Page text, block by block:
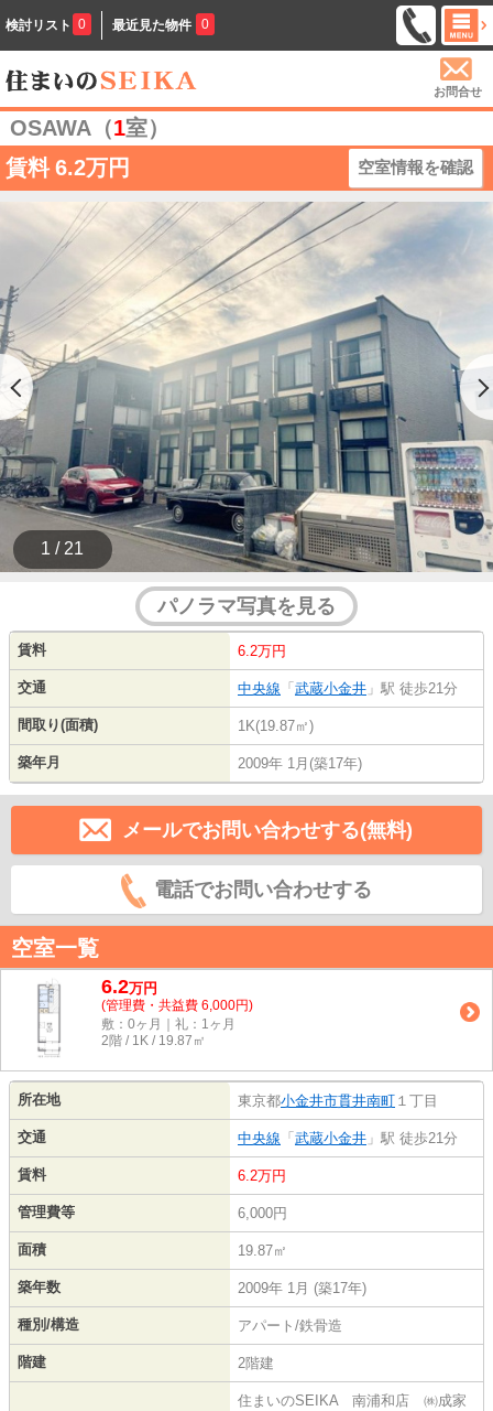
検討リスト 0 最近見た物件 0
お問合せ
OSAWA（1室）
賃料 6.2万円 空室情報を確認
1 / 21
パノラマ写真を見る
賃料 6.2万円
交通 中央線 「 武蔵小金井 」駅 徒歩21分
間取り(面積) 1K(19.87㎡)
築年月 2009年 1月(築17年)
メールでお問い合わせする(無料)
電話でお問い合わせする
空室一覧
6.2万円
(管理費・共益費 6,000円)
敷：0ヶ月｜礼：1ヶ月
2階 / 1K / 19.87㎡
所在地 東京都小金井市貫井南町 １丁目
交通 中央線 「 武蔵小金井 」駅 徒歩21分
賃料 6.2万円
管理費等 6,000円
面積 19.87㎡
築年数 2009年 1月 (築17年)
種別/構造 アパート/鉄骨造
階建 2階建
住まいのSEIKA 南浦和店 ㈱成家